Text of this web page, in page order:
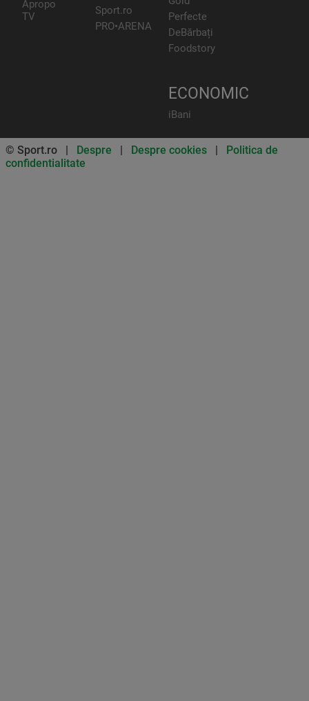
Apropo
TV
Sport.ro
PRO•ARENA
Perfecte
DeBărbați
Foodstory
ECONOMIC
iBani
© Sport.ro | Despre | Despre cookies | Politica de
confidentialitate